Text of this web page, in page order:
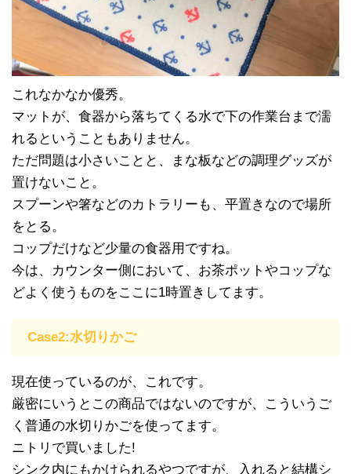
これなかなか優秀。
マットが、食器から落ちてくる水で下の作業台まで濡
れるということもありません。
ただ問題は小さいことと、まな板などの調理グッズが
置けないこと。
スプーンや箸などのカトラリーも、平置きなので場所
をとる。
コップだけなど少量の食器用ですね。
今は、カウンター側において、お茶ポットやコップな
どよく使うものをここに1時置きしてます。
Case2:水切りかご
現在使っているのが、これです。
厳密にいうとこの商品ではないのですが、こういうご
く普通の水切りかごを使ってます。
ニトリで買いました!
シンク内にもかけられるやつですが、入れると結構シ